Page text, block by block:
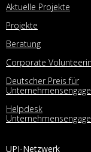
Aktuelle Projekte
Projekte
Beratung
Corporate
Deutscher Preis für
Helpdesk
UPJ-Netzwerk